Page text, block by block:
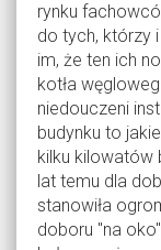
rynku
do tych, którzy
im, że ten ich
kotła
niedouczeni
budynku to
kilku kilowatów
lat temu dla
stanowiła
doboru "na